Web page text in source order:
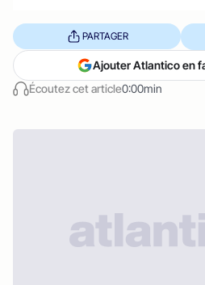
Écoutez cet article0:00min
PARTAGER
Ajouter Atlantico en